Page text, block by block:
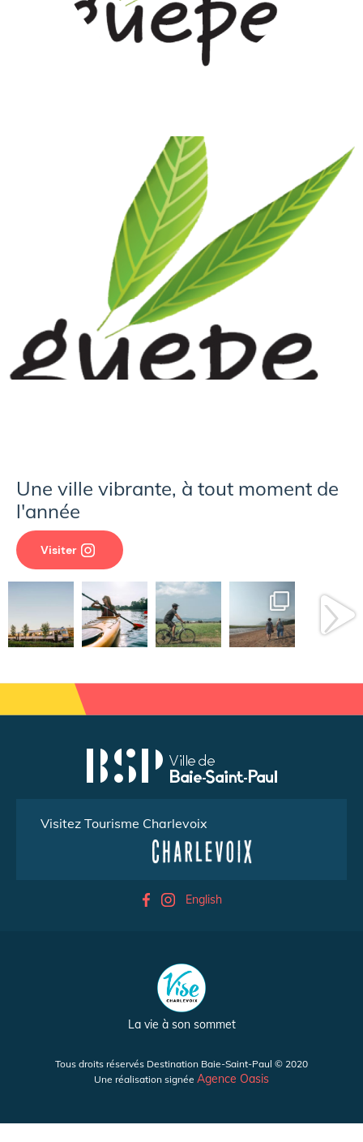
Une ville vibrante, à tout moment de
l'année
Visiter
Visitez Tourisme Charlevoix
English
La vie à son sommet
Tous droits réservés Destination Baie-Saint-Paul © 2020
Une réalisation signée Agence Oasis